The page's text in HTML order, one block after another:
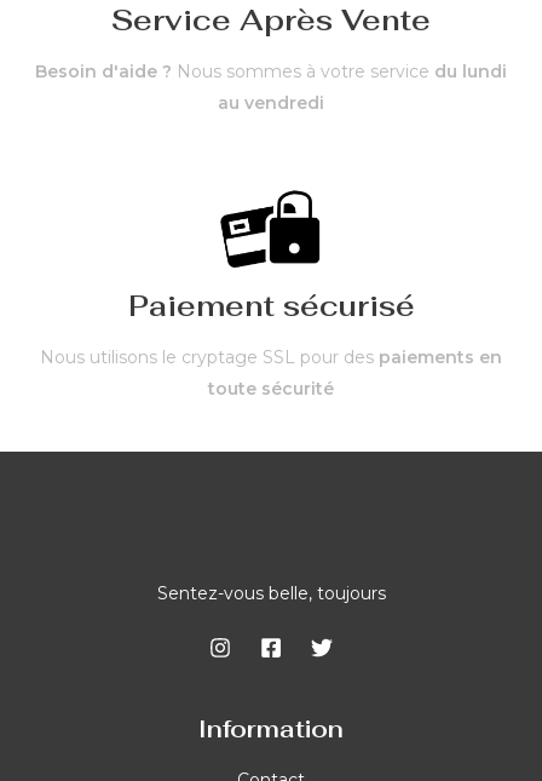
Service Après Vente
Besoin d'aide ? Nous sommes à votre service du lundi
au vendredi
Paiement sécurisé
Nous utilisons le cryptage SSL pour des paiements en
toute sécurité
Sentez-vous belle, toujours
Information